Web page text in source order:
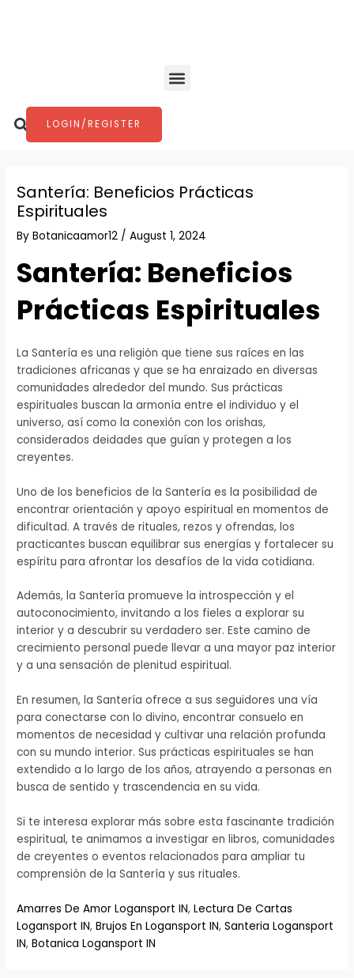
Menu
Search
LOGIN/REGISTER
Santería: Beneficios Prácticas
Espirituales
ByBotanicaamor12 /August 1, 2024
Santería: Beneficios
Prácticas Espirituales
La Santería es una religión que tiene sus raíces en las
tradiciones africanas y que se ha enraizado en diversas
comunidades alrededor del mundo. Sus prácticas
espirituales buscan la armonía entre el individuo y el
universo, así como la conexión con los orishas,
considerados deidades que guían y protegen a los
creyentes.
Uno de los beneficios de la Santería es la posibilidad de
encontrar orientación y apoyo espiritual en momentos de
dificultad. A través de rituales, rezos y ofrendas, los
practicantes buscan equilibrar sus energías y fortalecer su
espíritu para afrontar los desafíos de la vida cotidiana.
Además, la Santería promueve la introspección y el
autoconocimiento, invitando a los fieles a explorar su
interior y a descubrir su verdadero ser. Este camino de
crecimiento personal puede llevar a una mayor paz interior
y a una sensación de plenitud espiritual.
En resumen, la Santería ofrece a sus seguidores una vía
para conectarse con lo divino, encontrar consuelo en
momentos de necesidad y cultivar una relación profunda
con su mundo interior. Sus prácticas espirituales se han
extendido a lo largo de los años, atrayendo a personas en
busca de sentido y trascendencia en su vida.
Si te interesa explorar más sobre esta fascinante tradición
espiritual, te animamos a investigar en libros, comunidades
de creyentes o eventos relacionados para ampliar tu
comprensión de la Santería y sus rituales.
Amarres De Amor Logansport IN,Lectura De Cartas
Logansport IN,Brujos En Logansport IN,Santeria Logansport
IN,Botanica Logansport IN